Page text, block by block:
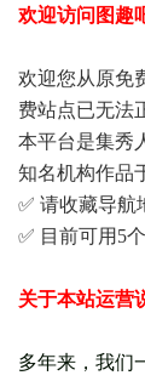
欢迎访问图趣
欢迎您从原免
费站点已无法
本平台是集秀
知名机构作品
✅ 请收藏导航
✅ 目前可用5
关于本站运营
多年来，我们